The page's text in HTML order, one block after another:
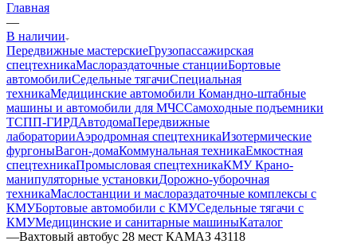
Главная
—
В наличии
Передвижные мастерскиеГрузопассажирская
спецтехникаМаслораздаточные станцииБортовые
автомобилиСедельные тягачиСпециальная
техникаМедицинские автомобили Командно-штабные
машины и автомобили для МЧССамоходные подъемники
ТСПП-ГИРДАвтодомаПередвижные
лабораторииАэродромная спецтехникаИзотермические
фургоныВагон-домаКоммунальная техникаЕмкостная
спецтехникаПромысловая спецтехникаКМУ Крано-
манипуляторные установкиДорожно-уборочная
техникаМаслостанции и маслораздаточные комплексы с
КМУБортовые автомобили с КМУСедельные тягачи с
КМУМедицинские и санитарные машиныКаталог
—Вахтовый автобус 28 мест КАМАЗ 43118